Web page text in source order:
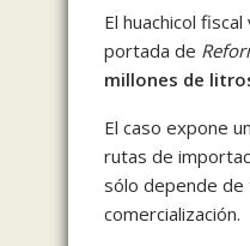
El huachicol
portada de
millones de
El caso expone
rutas de
sólo depende
comercialización.